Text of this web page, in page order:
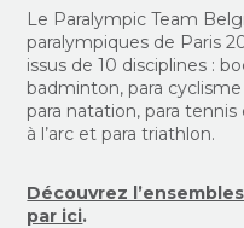
Le Paralympic Team
paralympiques de Paris
issus de 10 disciplines :
badminton, para
para natation, para
à l’arc et para triathlon.
Découvrez
par ici.